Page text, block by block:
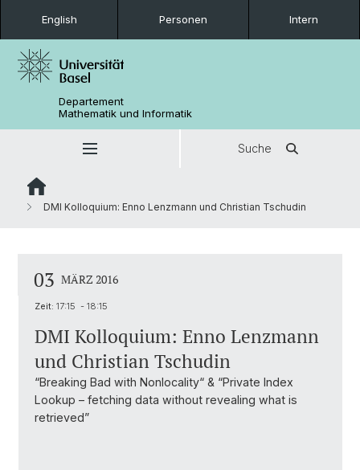
English Personen Intern
Departement
Mathematik und Informatik
Suche
DMI Kolloquium: Enno Lenzmann und Christian Tschudin
03 MÄRZ 2016
Zeit: 17:15 - 18:15
DMI Kolloquium: Enno Lenzmann
und Christian Tschudin
“Breaking Bad with Nonlocality“ & “Private Index
Lookup – fetching data without revealing what is
retrieved”